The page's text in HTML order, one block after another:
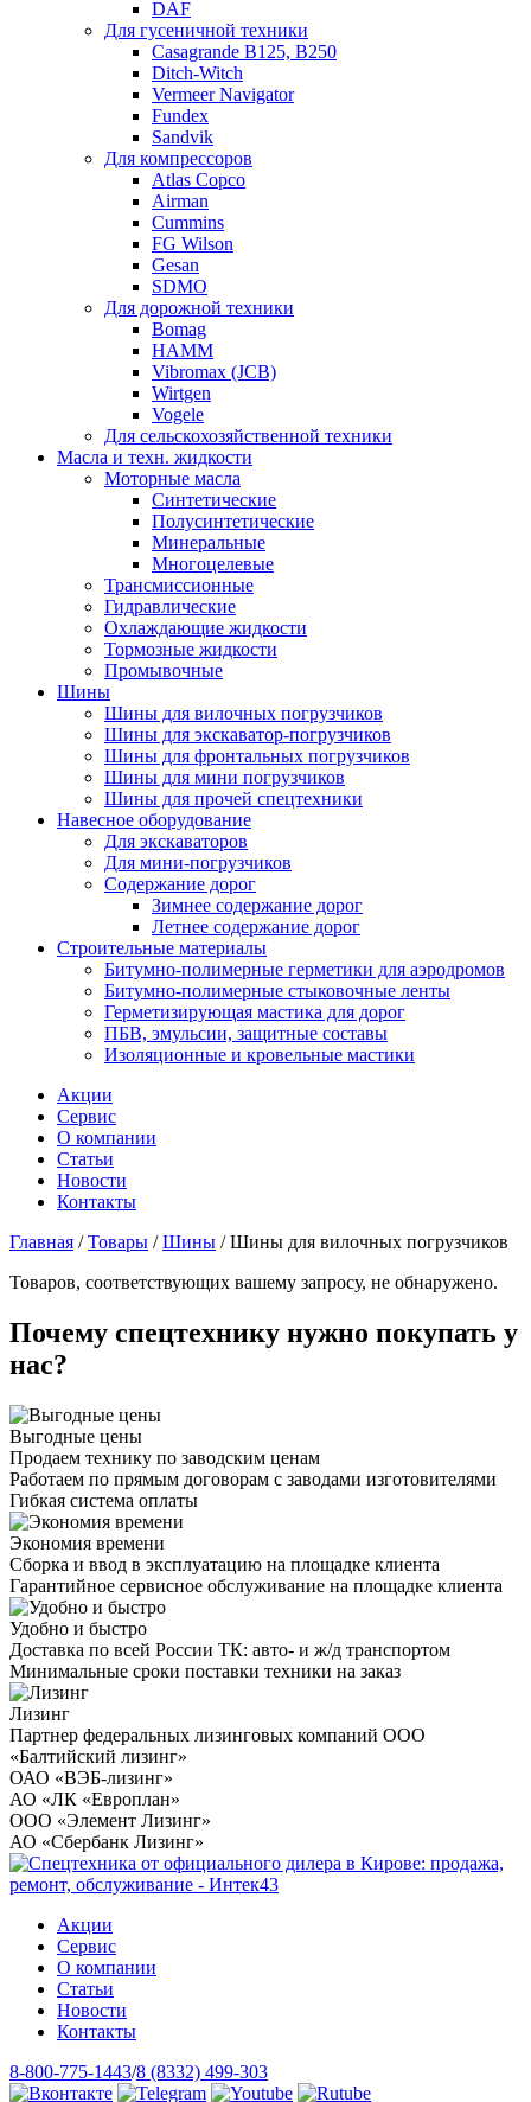
DAF
Для гусеничной техники
Casagrande B125, B250
Ditch-Witch
Vermeer Navigator
Fundex
Sandvik
Для компрессоров
Atlas Copco
Airman
Cummins
FG Wilson
Gesan
SDMO
Для дорожной техники
Bomag
HAMM
Vibromax (JCB)
Wirtgen
Vogele
Для сельскохозяйственной техники
Масла и техн. жидкости
Моторные масла
Синтетические
Полусинтетические
Минеральные
Многоцелевые
Трансмиссионные
Гидравлические
Охлаждающие жидкости
Тормозные жидкости
Промывочные
Шины
Шины для вилочных погрузчиков
Шины для экскаватор-погрузчиков
Шины для фронтальных погрузчиков
Шины для мини погрузчиков
Шины для прочей спецтехники
Навесное оборудование
Для экскаваторов
Для мини-погрузчиков
Содержание дорог
Зимнее содержание дорог
Летнее содержание дорог
Строительные материалы
Битумно-полимерные герметики для аэродромов
Битумно-полимерные стыковочные ленты
Герметизирующая мастика для дорог
ПБВ, эмульсии, защитные составы
Изоляционные и кровельные мастики
Акции
Сервис
О компании
Статьи
Новости
Контакты
Главная /Товары /Шины /Шины для вилочных погрузчиков
Товаров, соответствующих вашему запросу, не обнаружено.
Почему спецтехнику нужно покупать у
нас?
Выгодные цены
Продаем технику по заводским ценам
Работаем по прямым договорам с заводами изготовителями
Гибкая система оплаты
Экономия времени
Сборка и ввод в эксплуатацию на площадке клиента
Гарантийное сервисное обслуживание на площадке клиента
Удобно и быстро
Доставка по всей России ТК: авто- и ж/д транспортом
Минимальные сроки поставки техники на заказ
Лизинг
Партнер федеральных лизинговых компаний ООО
«Балтийский лизинг»
ОАО «ВЭБ-лизинг»
АО «ЛК «Европлан»
ООО «Элемент Лизинг»
АО «Сбербанк Лизинг»
Акции
Сервис
О компании
Статьи
Новости
Контакты
8-800-775-1443/8 (8332) 499-303